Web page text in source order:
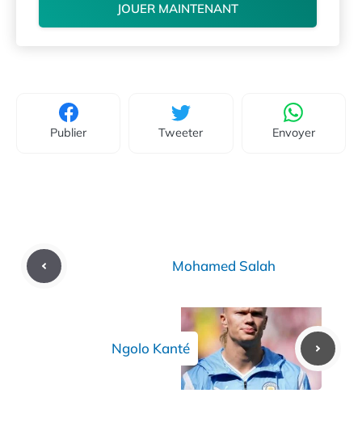
JOUER MAINTENANT
Publier Tweeter Envoyer
Mohamed Salah
Ngolo Kanté